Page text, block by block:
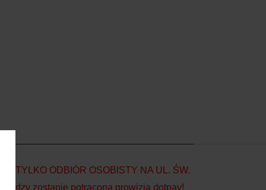
TYLKO ODBIÓR OSOBISTY NA UL. ŚW.
zostanie potrącona prowizja dotpay!